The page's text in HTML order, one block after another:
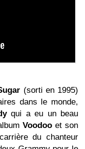
(sorti en 1995)
dans le monde,
qui a eu un beau
Voodooet son
du chanteur